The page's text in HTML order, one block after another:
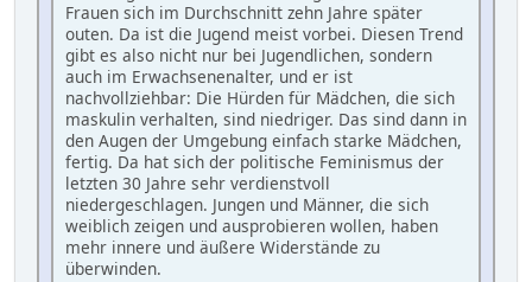
Frauen sich im Durchschnitt zehn Jahre später
outen. Da ist die Jugend meist vorbei. Diesen Trend
gibt es also nicht nur bei Jugendlichen, sondern
auch im Erwachsenenalter, und er ist
nachvollziehbar: Die Hürden für Mädchen, die sich
maskulin verhalten, sind niedriger. Das sind dann in
den Augen der Umgebung einfach starke Mädchen,
fertig. Da hat sich der politische Feminismus der
letzten 30 Jahre sehr verdienstvoll
niedergeschlagen. Jungen und Männer, die sich
weiblich zeigen und ausprobieren wollen, haben
mehr innere und äußere Widerstände zu
überwinden.